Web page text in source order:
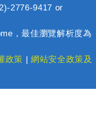
2776-9417 or
，最佳瀏覽解析度為
政策 |網站安全政策及